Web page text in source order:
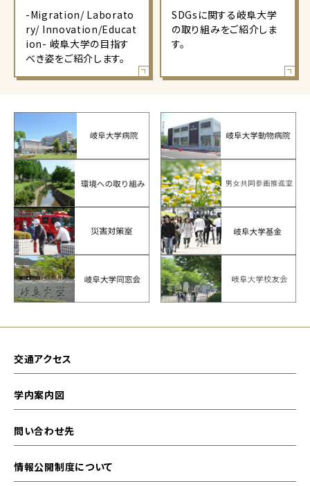
-Migration/ Laborato
ry/ Innovation/Educat
ion- 岐阜大学の目指す
べき姿をご紹介します。
SDGsに関する岐阜大学
の取り組みをご紹介しま
す。
交通アクセス
学内案内図
問い合わせ先
情報公開制度について